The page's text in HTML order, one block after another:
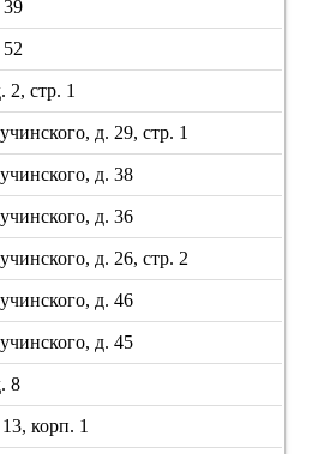
2, стр. 1
д. 29, стр. 1
д. 38
д. 36
д. 26, стр. 2
д. 46
д. 45
8
корп. 1